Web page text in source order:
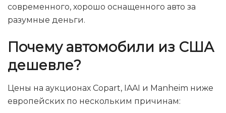
современного, хорошо оснащенного авто за
разумные деньги.
Почему автомобили из США
дешевле?
Цены на аукционах Copart, IAAI и Manheim ниже
европейских по нескольким причинам: